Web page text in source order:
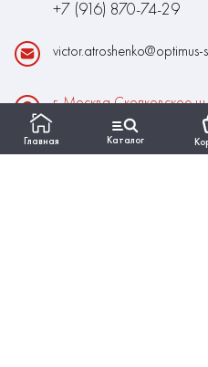
Главная Каталог
+7 (916) 870-74-29
victor.atroshenko@optimus-
г. Москва Сколковское
помещение 22)
Время работы: